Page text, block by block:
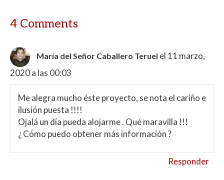
4 Comments
María del Señor Caballero Teruel el 11 marzo,
2020 a las 00:03
Me alegra mucho éste proyecto, se nota el cariño e
ilusión puesta !!!!
Ojalá un día pueda alojarme . Qué maravilla !!!
¿ Cómo puedo obtener más información ?
Responder